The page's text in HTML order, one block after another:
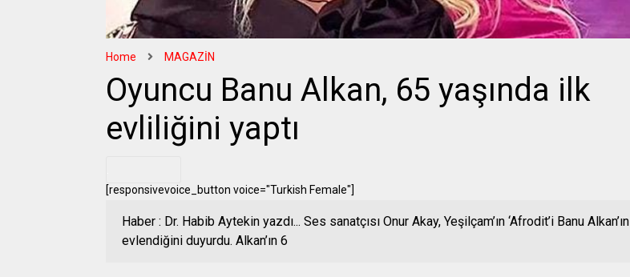
Home MAGAZİN
Oyuncu Banu Alkan, 65 yaşında ilk
evliliğini yaptı
[responsivevoice_button voice="Turkish Female"]
Haber : Dr. Habib Aytekin yazdı... Ses sanatçısı Onur Akay, Yeşilçam’ın ‘Afrodit’i Banu Alkan’ın
evlendiğini duyurdu. Alkan’ın 6